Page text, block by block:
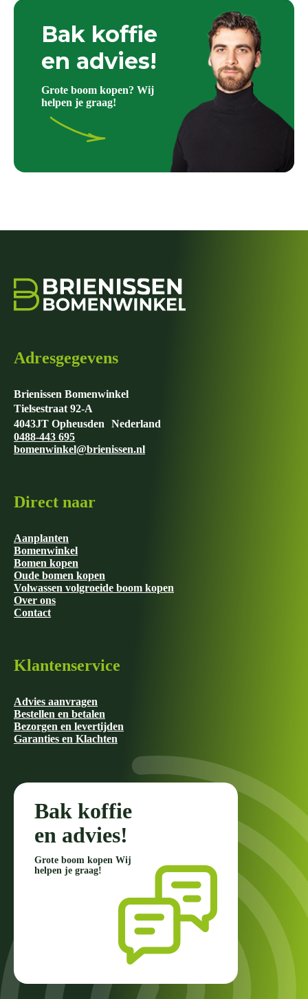
Bak koffie
en advies!
Grote boom kopen? Wij
helpen je graag!
Adresgegevens
Brienissen Bomenwinkel
Tielsestraat 92-A
4043JT Opheusden Nederland
0488-443 695
bomenwinkel@brienissen.nl
Direct naar
Aanplanten
Bomenwinkel
Bomen kopen
Oude bomen kopen
Volwassen volgroeide boom kopen
Over ons
Contact
Klantenservice
Advies aanvragen
Bestellen en betalen
Bezorgen en levertijden
Garanties en Klachten
Bak koffie
en advies!
Grote boom kopen Wij
helpen je graag!